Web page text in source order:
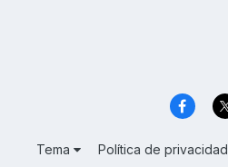
Tema Política de privacidad